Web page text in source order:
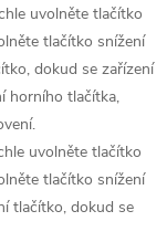
uvolněte tlačítko
tlačítko snížení
dokud se zařízení
horního tlačítka,
uvolněte tlačítko
tlačítko snížení
tlačítko, dokud se